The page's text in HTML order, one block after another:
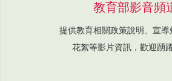
教育部影音頻
提供教育相關政策說明、宣導
花絮等影片資訊，歡迎踴